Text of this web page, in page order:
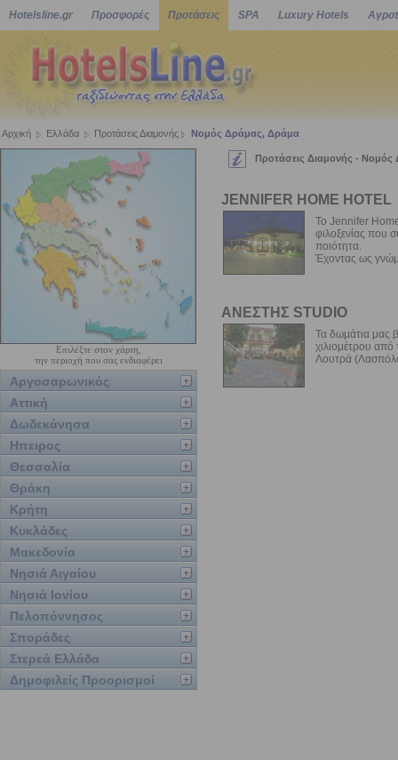
Hotelsline.gr Προσφορές Προτάσεις SPA Luxury Hotels
Αρχική Ελλάδα Προτάσεις Διαμονής Νομός Δράμας, Δράμα
Επιλέξτε στον χάρτη,
την περιοχή που σας ενδιαφέρει
Αργοσαρωνικός
Αττική
Δωδεκάνησα
Ηπειρος
Θεσσαλία
Θράκη
Κρήτη
Κυκλάδες
Μακεδονία
Νησιά Αιγαίου
Νησιά Ιονίου
Πελοπόννησος
Σποράδες
Στερεά Ελλάδα
Δημοφιλείς Προορισμοί
Προτάσεις Διαμονής -
JENNIFER HOME HOTEL
Το Jennifer
φιλοξενίας που
ποιότητα.
Έχοντας ως
ΑΝΕΣΤΗΣ STUDIO
Τα δωμάτια μας
χιλιομέτρου από
Λουτρά